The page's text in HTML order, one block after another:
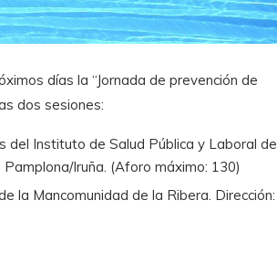
días la “Jornada de prevención de
dos sesiones:
del Instituto de Salud Pública y Laboral de
Iruña. (Aforo máximo: 130)
la Mancomunidad de la Ribera. Dirección: